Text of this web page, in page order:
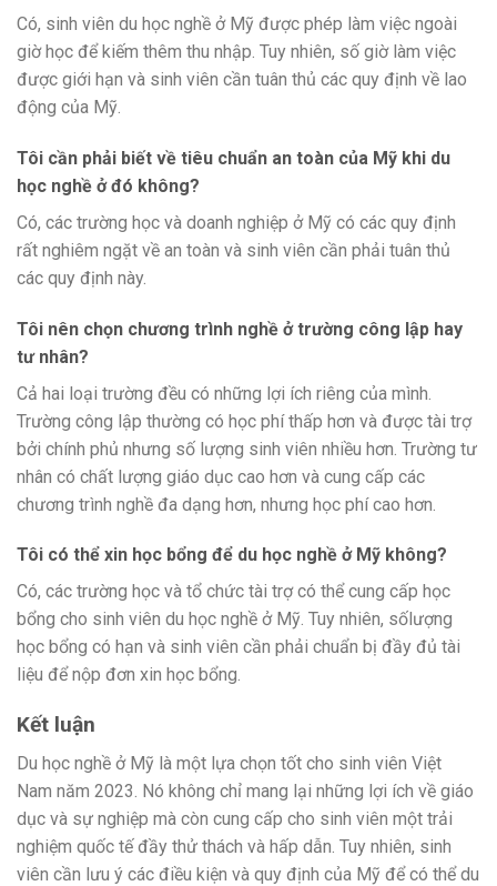
Có, sinh viên du học nghề ở Mỹ được phép làm việc ngoài
giờ học để kiếm thêm thu nhập. Tuy nhiên, số giờ làm việc
được giới hạn và sinh viên cần tuân thủ các quy định về lao
động của Mỹ.
Tôi cần phải biết về tiêu chuẩn an toàn của Mỹ khi du
học nghề ở đó không?
Có, các trường học và doanh nghiệp ở Mỹ có các quy định
rất nghiêm ngặt về an toàn và sinh viên cần phải tuân thủ
các quy định này.
Tôi nên chọn chương trình nghề ở trường công lập hay
tư nhân?
Cả hai loại trường đều có những lợi ích riêng của mình.
Trường công lập thường có học phí thấp hơn và được tài trợ
bởi chính phủ nhưng số lượng sinh viên nhiều hơn. Trường tư
nhân có chất lượng giáo dục cao hơn và cung cấp các
chương trình nghề đa dạng hơn, nhưng học phí cao hơn.
Tôi có thể xin học bổng để du học nghề ở Mỹ không?
Có, các trường học và tổ chức tài trợ có thể cung cấp học
bổng cho sinh viên du học nghề ở Mỹ. Tuy nhiên, sốlượng
học bổng có hạn và sinh viên cần phải chuẩn bị đầy đủ tài
liệu để nộp đơn xin học bổng.
Kết luận
Du học nghề ở Mỹ là một lựa chọn tốt cho sinh viên Việt
Nam năm 2023. Nó không chỉ mang lại những lợi ích về giáo
dục và sự nghiệp mà còn cung cấp cho sinh viên một trải
nghiệm quốc tế đầy thử thách và hấp dẫn. Tuy nhiên, sinh
viên cần lưu ý các điều kiện và quy định của Mỹ để có thể du